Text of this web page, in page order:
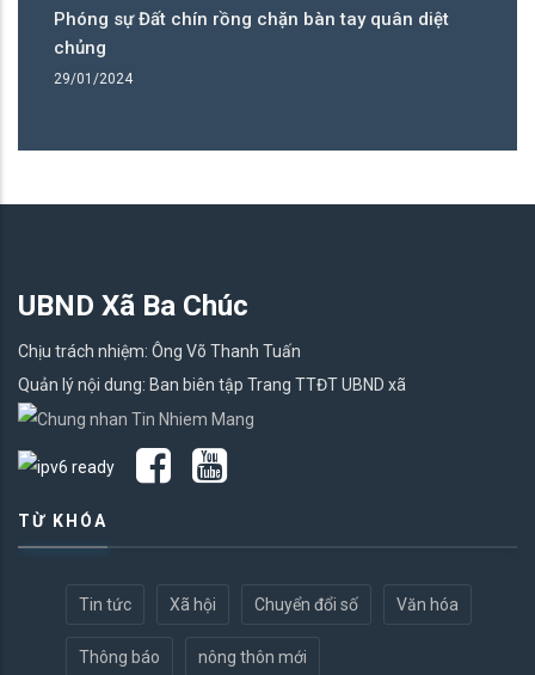
Phóng sự Đất chín rồng chặn bàn tay quân diệt
chủng
29/01/2024
UBND Xã Ba Chúc
Chịu trách nhiệm: Ông Võ Thanh Tuấn
Quản lý nội dung: Ban biên tập Trang TTĐT UBND xã
TỪ KHÓA
Tin tức Xã hội Chuyển đổi số Văn hóa
Thông báo nông thôn mới